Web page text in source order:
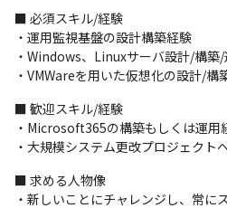
9:30　    始業 メールチェック
10:00 　朝会
11:00 　資料作成
12:00 　休憩
13:00 　顧客ミーティング
14:00 　パートナ企業レビュー
16:00 　本番確認作業
17:00 　テスト同席
19:00 　退社
■ 必須スキル/経験
・運用監視基盤の設計構築経験
・Windows、Linuxサーバ設計/構築
・VMWareを用いた仮想化の設計/構
■ 歓迎スキル/経験
・Microsoft365の構築もしくは運用
・大規模システム更改プロジェクト
■ 求める人物像
・新しいことにチャレンジし、常に